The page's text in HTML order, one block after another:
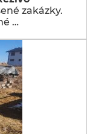
zakázky.
…